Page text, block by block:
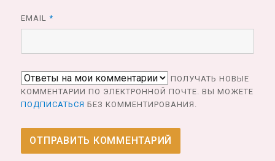
EMAIL*
ПОЛУЧАТЬ НОВЫЕ
КОММЕНТАРИИ ПО ЭЛЕКТРОННОЙ ПОЧТЕ. ВЫ МОЖЕТЕ
ПОДПИСАТЬСЯ БЕЗ КОММЕНТИРОВАНИЯ.